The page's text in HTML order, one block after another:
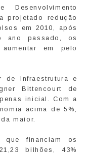
projetado redução
em 2010, após
ano passado, os
em pelo
de Infraestrutura e
Bittencourt de
inicial. Com a
acima de 5%,
maior.
que financiam os
bilhões, 43%